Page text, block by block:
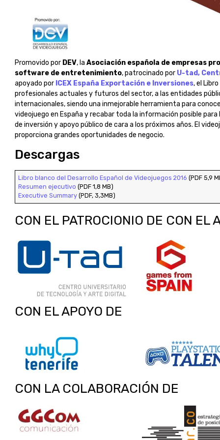
Promovido por DEV, la Asociación española de empresas
software de entretenimiento, patrocinado por U-tad,
apoyado por ICEX España Exportación e Inversiones, el
profesionales actuales y futuros del sector, a las entidades
internacionales, siendo una inmejorable herramienta para
videojuego en España y recabar toda la información posible
de inversión y apoyo público de cara a los próximos años. El
proporciona grandes oportunidades de negocio.
Descargas
Libro blanco del Desarrollo Español de Videojuegos 2016 (PDF 5,9
Resumen ejecutivo (PDF 1,8 MB)
Executive Summary (PDF, 3,3MB)
CON EL PATROCIONIO DE CON EL
CON EL APOYO DE
CON LA COLABORACIÓN DE